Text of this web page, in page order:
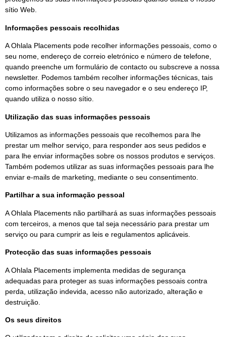
sítio Web.
Informações pessoais recolhidas
A Ohlala Placements pode recolher informações pessoais, como o
seu nome, endereço de correio eletrónico e número de telefone,
quando preenche um formulário de contacto ou subscreve a nossa
newsletter. Podemos também recolher informações técnicas, tais
como informações sobre o seu navegador e o seu endereço IP,
quando utiliza o nosso sítio.
Utilização das suas informações pessoais
Utilizamos as informações pessoais que recolhemos para lhe
prestar um melhor serviço, para responder aos seus pedidos e
para lhe enviar informações sobre os nossos produtos e serviços.
Também podemos utilizar as suas informações pessoais para lhe
enviar e-mails de marketing, mediante o seu consentimento.
Partilhar a sua informação pessoal
A Ohlala Placements não partilhará as suas informações pessoais
com terceiros, a menos que tal seja necessário para prestar um
serviço ou para cumprir as leis e regulamentos aplicáveis.
Protecção das suas informações pessoais
A Ohlala Placements implementa medidas de segurança
adequadas para proteger as suas informações pessoais contra
perda, utilização indevida, acesso não autorizado, alteração e
destruição.
Os seus direitos